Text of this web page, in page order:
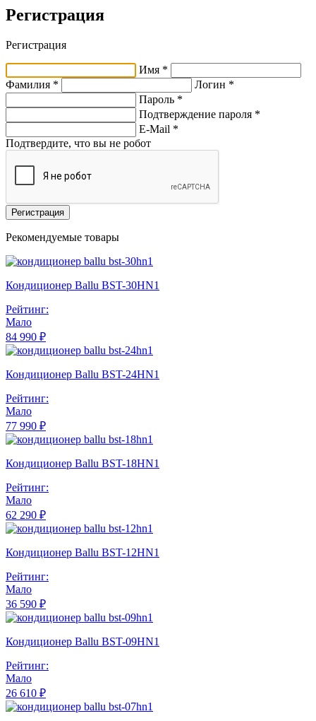
Регистрация
Регистрация
Имя *
Фамилия *
Логин *
Пароль *
Подтверждение пароля *
E-Mail *
Подтвердите, что вы не робот
Регистрация
Рекомендуемые товары
Кондиционер Ballu BST-30HN1
Рейтинг:
Мало
84 990 ₽
Кондиционер Ballu BST-24HN1
Рейтинг:
Мало
77 990 ₽
Кондиционер Ballu BST-18HN1
Рейтинг:
Мало
62 290 ₽
Кондиционер Ballu BST-12HN1
Рейтинг:
Мало
36 590 ₽
Кондиционер Ballu BST-09HN1
Рейтинг:
Мало
26 610 ₽